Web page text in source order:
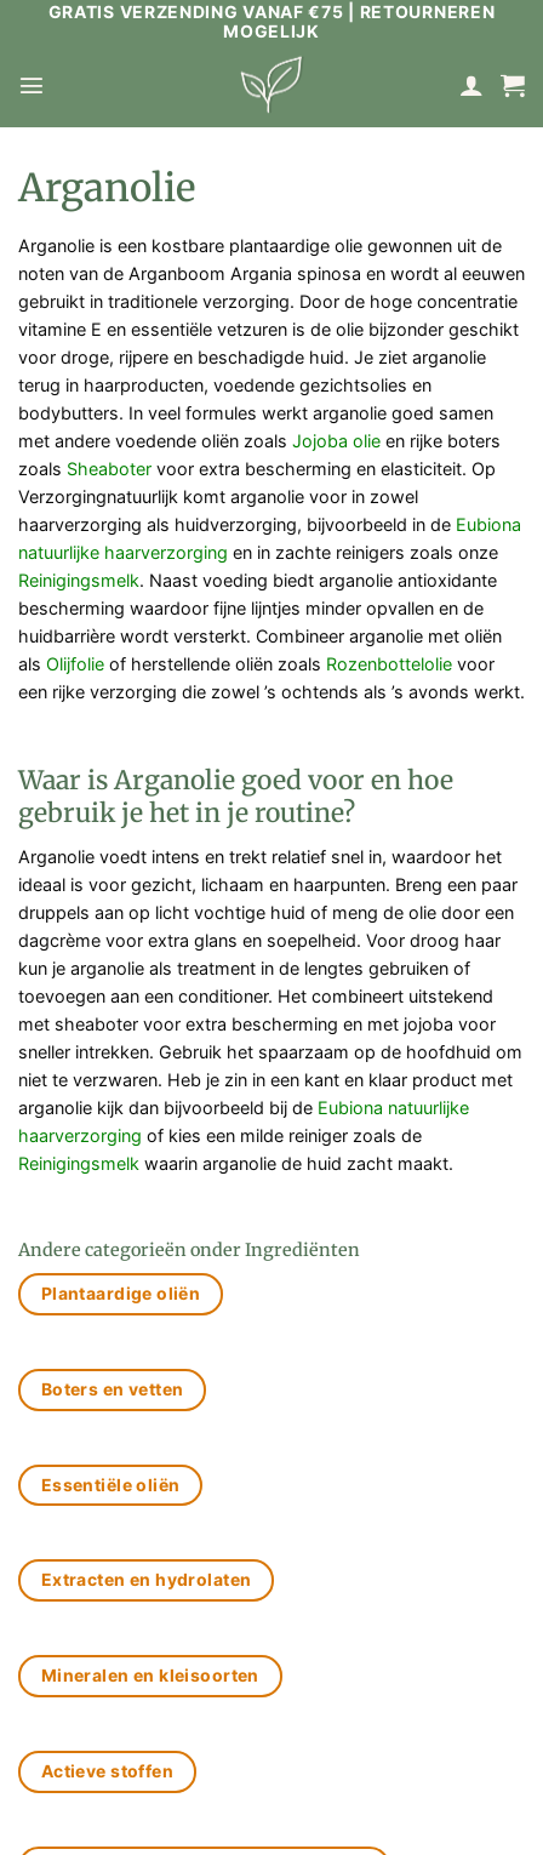
GRATIS VERZENDING VANAF €75 | RETOURNEREN
MOGELIJK
Arganolie
Arganolie is een kostbare plantaardige olie gewonnen uit de
noten van de Arganboom Argania spinosa en wordt al eeuwen
gebruikt in traditionele verzorging. Door de hoge concentratie
vitamine E en essentiële vetzuren is de olie bijzonder geschikt
voor droge, rijpere en beschadigde huid. Je ziet arganolie
terug in haarproducten, voedende gezichtsolies en
bodybutters. In veel formules werkt arganolie goed samen
met andere voedende oliën zoals Jojoba olie en rijke boters
zoals Sheaboter voor extra bescherming en elasticiteit. Op
Verzorgingnatuurlijk komt arganolie voor in zowel
haarverzorging als huidverzorging, bijvoorbeeld in de Eubiona
natuurlijke haarverzorging en in zachte reinigers zoals onze
Reinigingsmelk. Naast voeding biedt arganolie antioxidante
bescherming waardoor fijne lijntjes minder opvallen en de
huidbarrière wordt versterkt. Combineer arganolie met oliën
als Olijfolie of herstellende oliën zoals Rozenbottelolie voor
een rijke verzorging die zowel ’s ochtends als ’s avonds werkt.
Waar is Arganolie goed voor en hoe
gebruik je het in je routine?
Arganolie voedt intens en trekt relatief snel in, waardoor het
ideaal is voor gezicht, lichaam en haarpunten. Breng een paar
druppels aan op licht vochtige huid of meng de olie door een
dagcrème voor extra glans en soepelheid. Voor droog haar
kun je arganolie als treatment in de lengtes gebruiken of
toevoegen aan een conditioner. Het combineert uitstekend
met sheaboter voor extra bescherming en met jojoba voor
sneller intrekken. Gebruik het spaarzaam op de hoofdhuid om
niet te verzwaren. Heb je zin in een kant en klaar product met
arganolie kijk dan bijvoorbeeld bij de Eubiona natuurlijke
haarverzorging of kies een milde reiniger zoals de
Reinigingsmelk waarin arganolie de huid zacht maakt.
Andere categorieën onder Ingrediënten
Plantaardige oliën
Boters en vetten
Essentiële oliën
Extracten en hydrolaten
Mineralen en kleisoorten
Actieve stoffen